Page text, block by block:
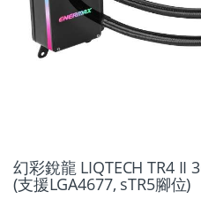
幻彩銳龍 LIQTECH TR4 II
(支援LGA4677, sTR5腳位)